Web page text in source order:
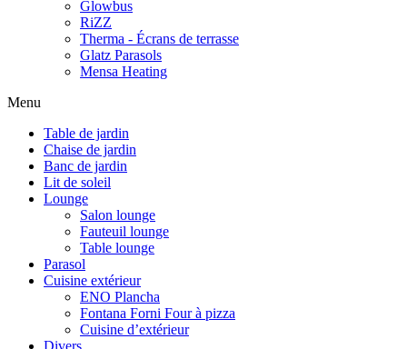
Glowbus
RiZZ
Therma - Écrans de terrasse
Glatz Parasols
Mensa Heating
Menu
Table de jardin
Chaise de jardin
Banc de jardin
Lit de soleil
Lounge
Salon lounge
Fauteuil lounge
Table lounge
Parasol
Cuisine extérieur
ENO Plancha
Fontana Forni Four à pizza
Cuisine d’extérieur
Divers